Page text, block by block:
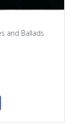
and Ballads